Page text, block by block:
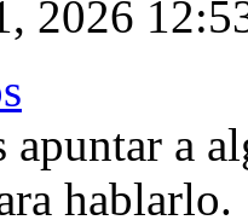
2026
apuntar a
hablarlo.